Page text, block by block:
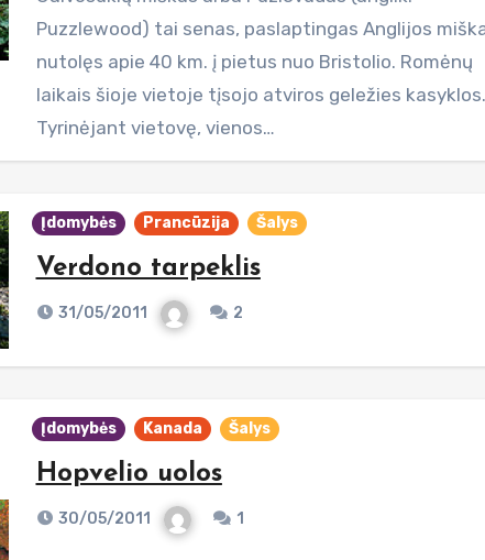
Puzzlewood) tai senas, paslaptingas Anglijos
nutolęs apie 40 km. į pietus nuo Bristolio. Romėnų
laikais šioje vietoje tįsojo atviros geležies kasyklos.
Tyrinėjant vietovę, vienos…
Įdomybės Prancūzija Šalys
Verdono tarpeklis
31/05/2011 2
Įdomybės Kanada Šalys
Hopvelio uolos
30/05/2011 1